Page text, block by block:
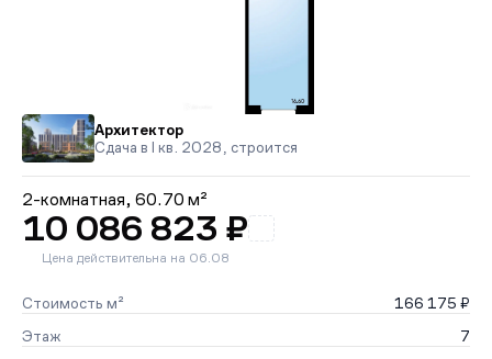
Архитектор
Сдача в I кв. 2028, строится
2-комнатная, 60.70 м²
10 086 823 ₽
Цена действительна на 06.08
Стоимость м²
166 175 ₽
Этаж
7